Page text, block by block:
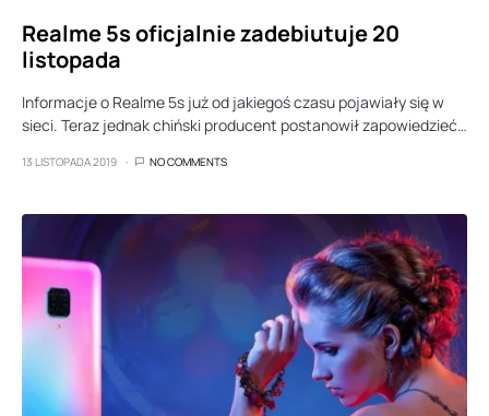
Realme 5s oficjalnie zadebiutuje 20
listopada
Informacje o Realme 5s już od jakiegoś czasu pojawiały się w
sieci. Teraz jednak chiński producent postanowił zapowiedzieć…
13 LISTOPADA 2019 NO COMMENTS